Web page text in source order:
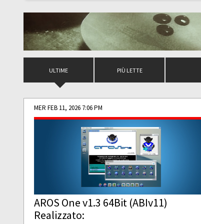
ULTIME PIÙ LETTE
MER FEB 11, 2026 7:06 PM
AROS One v1.3 64Bit (ABIv11)
Realizzato: